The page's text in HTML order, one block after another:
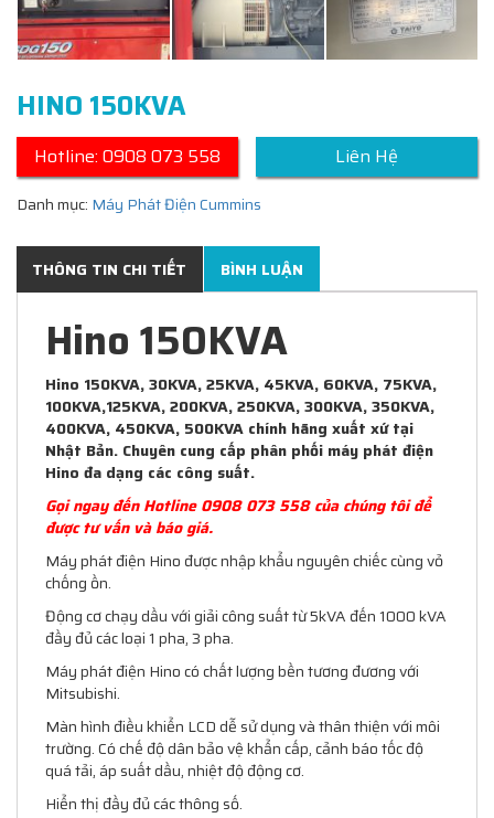
HINO 150KVA
Hotline: 0908 073 558 Liên Hệ
Danh mục: Máy Phát Điện Cummins
THÔNG TIN CHI TIẾT BÌNH LUẬN
Hino 150KVA
Hino 150KVA, 30KVA, 25KVA, 45KVA, 60KVA, 75KVA,
100KVA,125KVA, 200KVA, 250KVA, 300KVA, 350KVA,
400KVA, 450KVA, 500KVA chính hãng xuất xứ tại
Nhật Bản. Chuyên cung cấp phân phối máy phát điện
Hino đa dạng các công suất.
Gọi ngay đến Hotline 0908 073 558 của chúng tôi để
được tư vấn và báo giá.
Máy phát điện Hino được nhập khẩu nguyên chiếc cùng vỏ
chống ồn.
Động cơ chạy dầu với giải công suất từ 5kVA đến 1000 kVA
đầy đủ các loại 1 pha, 3 pha.
Máy phát điện Hino có chất lượng bền tương đương với
Mitsubishi.
Màn hình điều khiển LCD dễ sử dụng và thân thiện với môi
trường. Có chế độ dân bảo vệ khẩn cấp, cảnh báo tốc độ
quá tải, áp suất dầu, nhiệt độ động cơ.
Hiển thị đầy đủ các thông số.